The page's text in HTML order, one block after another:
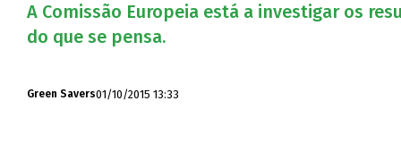
A Comissão Europeia está a investigar os
do que se pensa.
Green Savers01/10/2015 13:33